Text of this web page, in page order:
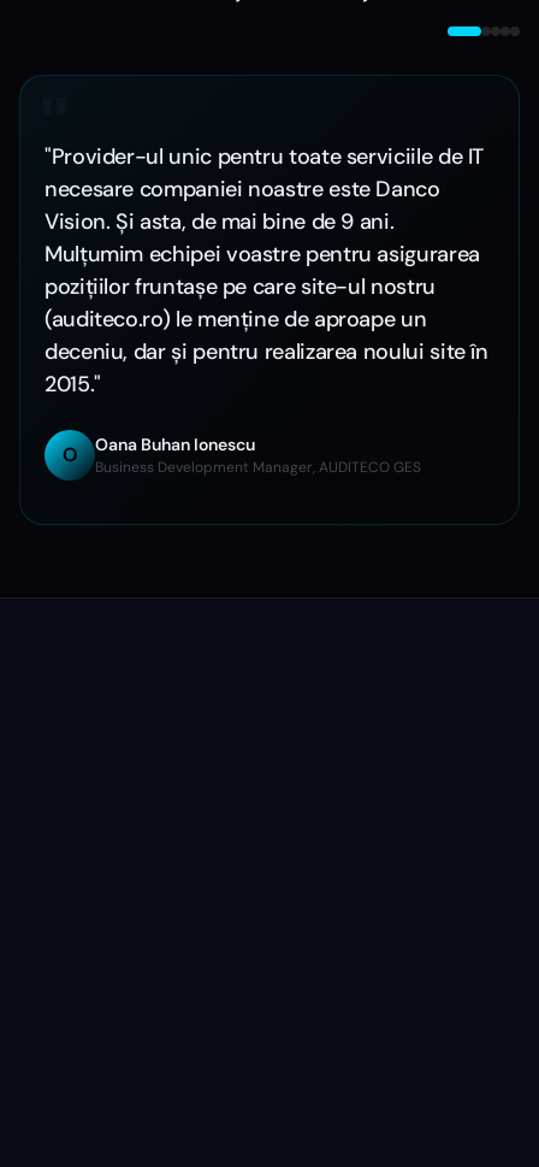
"
"Provider-ul unic pentru toate serviciile de IT
necesare companiei noastre este Danco
Vision. Și asta, de mai bine de 9 ani.
Mulțumim echipei voastre pentru asigurarea
pozițiilor fruntașe pe care site-ul nostru
(auditeco.ro) le menține de aproape un
deceniu, dar și pentru realizarea noului site în
2015."
O Oana Buhan Ionescu
Business Development Manager, AUDITECO GES